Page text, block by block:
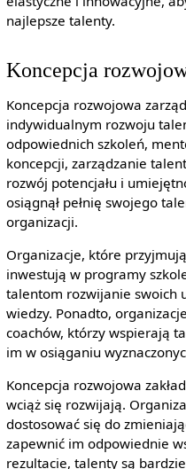
najlepsze talenty.
Koncepcja
Koncepcja rozwojowa
indywidualnym rozwoju
odpowiednich szkoleń,
koncepcji, zarządzanie
rozwój potencjału i
osiągnął pełnię swojego
organizacji.
Organizacje, które
inwestują w programy
talentom rozwijanie swoich
wiedzy. Ponadto,
coachów, którzy wspierają
im w osiąganiu
Koncepcja rozwojowa
wciąż się rozwijają.
dostosować się do
zapewnić im odpowiednie
rezultacie, talenty są